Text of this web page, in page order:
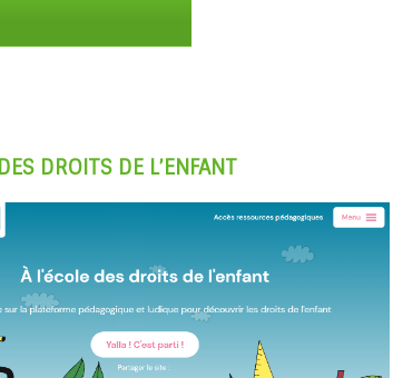
DROITS DE L’ENFANT